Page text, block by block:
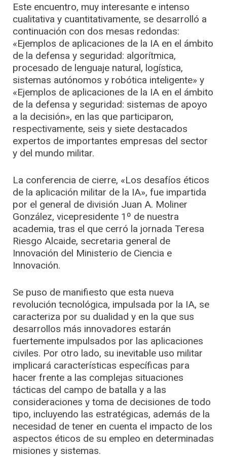
Este encuentro, muy interesante e intenso
cualitativa y cuantitativamente, se desarrolló a
continuación con dos mesas redondas:
«Ejemplos de aplicaciones de la IA en el ámbito
de la defensa y seguridad: algorítmica,
procesado de lenguaje natural, logística,
sistemas autónomos y robótica inteligente» y
«Ejemplos de aplicaciones de la IA en el ámbito
de la defensa y seguridad: sistemas de apoyo
a la decisión», en las que participaron,
respectivamente, seis y siete destacados
expertos de importantes empresas del sector
y del mundo militar.
La conferencia de cierre, «Los desafíos éticos
de la aplicación militar de la IA», fue impartida
por el general de división Juan A. Moliner
González, vicepresidente 1º de nuestra
academia, tras el que cerró la jornada Teresa
Riesgo Alcaide, secretaria general de
Innovación del Ministerio de Ciencia e
Innovación.
Se puso de manifiesto que esta nueva
revolución tecnológica, impulsada por la IA, se
caracteriza por su dualidad y en la que sus
desarrollos más innovadores estarán
fuertemente impulsados por las aplicaciones
civiles. Por otro lado, su inevitable uso militar
implicará características específicas para
hacer frente a las complejas situaciones
tácticas del campo de batalla y a las
consideraciones y toma de decisiones de todo
tipo, incluyendo las estratégicas, además de la
necesidad de tener en cuenta el impacto de los
aspectos éticos de su empleo en determinadas
misiones y sistemas.